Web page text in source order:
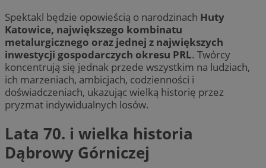
Spektakl będzie opowieścią o narodzinach Huty
Katowice, największego kombinatu
metalurgicznego oraz jednej z największych
inwestycji gospodarczych okresu PRL. Twórcy
koncentrują się jednak przede wszystkim na ludziach,
ich marzeniach, ambicjach, codzienności i
doświadczeniach, ukazując wielką historię przez
pryzmat indywidualnych losów.
Lata 70. i wielka historia
Dąbrowy Górniczej